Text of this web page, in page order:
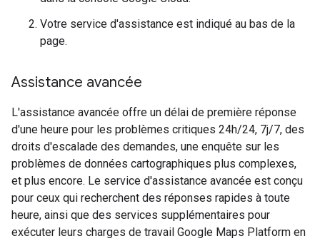
Votre service d'assistance est indiqué au bas de la
page.
Assistance avancée
L'assistance avancée offre un délai de première réponse
d'une heure pour les problèmes critiques 24h/24, 7j/7, des
droits d'escalade des demandes, une enquête sur les
problèmes de données cartographiques plus complexes,
et plus encore. Le service d'assistance avancée est conçu
pour ceux qui recherchent des réponses rapides à toute
heure, ainsi que des services supplémentaires pour
exécuter leurs charges de travail Google Maps Platform en